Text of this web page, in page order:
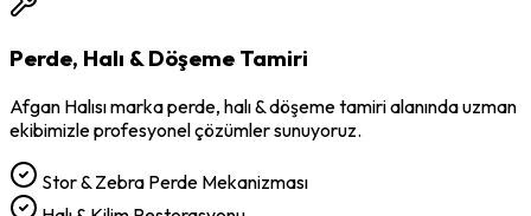
Perde, Halı & Döşeme Tamiri
Afgan Halısımarkaperde, halı & döşeme tamirialanında uzman
ekibimizle profesyonel çözümler sunuyoruz.
Stor & Zebra Perde Mekanizması